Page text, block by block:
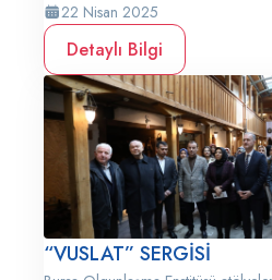
22 Nisan 2025
Detaylı Bilgi
“VUSLAT” SERGİSİ